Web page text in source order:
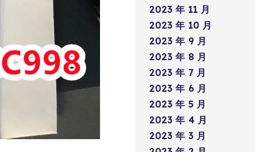
2023 年 11 月
2023 年 10 月
2023 年 9 月
2023 年 8 月
2023 年 7 月
2023 年 6 月
2023 年 5 月
2023 年 4 月
2023 年 3 月